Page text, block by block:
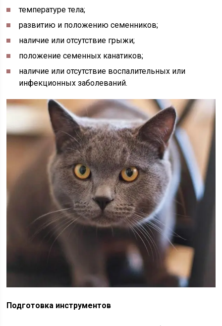
температуретела;
развитию и положению семенников;
наличие или отсутствие грыжи;
положение семенных канатиков;
наличие или отсутствие воспалительных или
инфекционных заболеваний.
Подготовка инструментов